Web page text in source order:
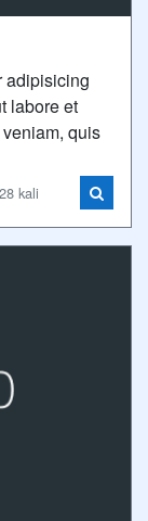
adipisicing
labore et
quis
kali